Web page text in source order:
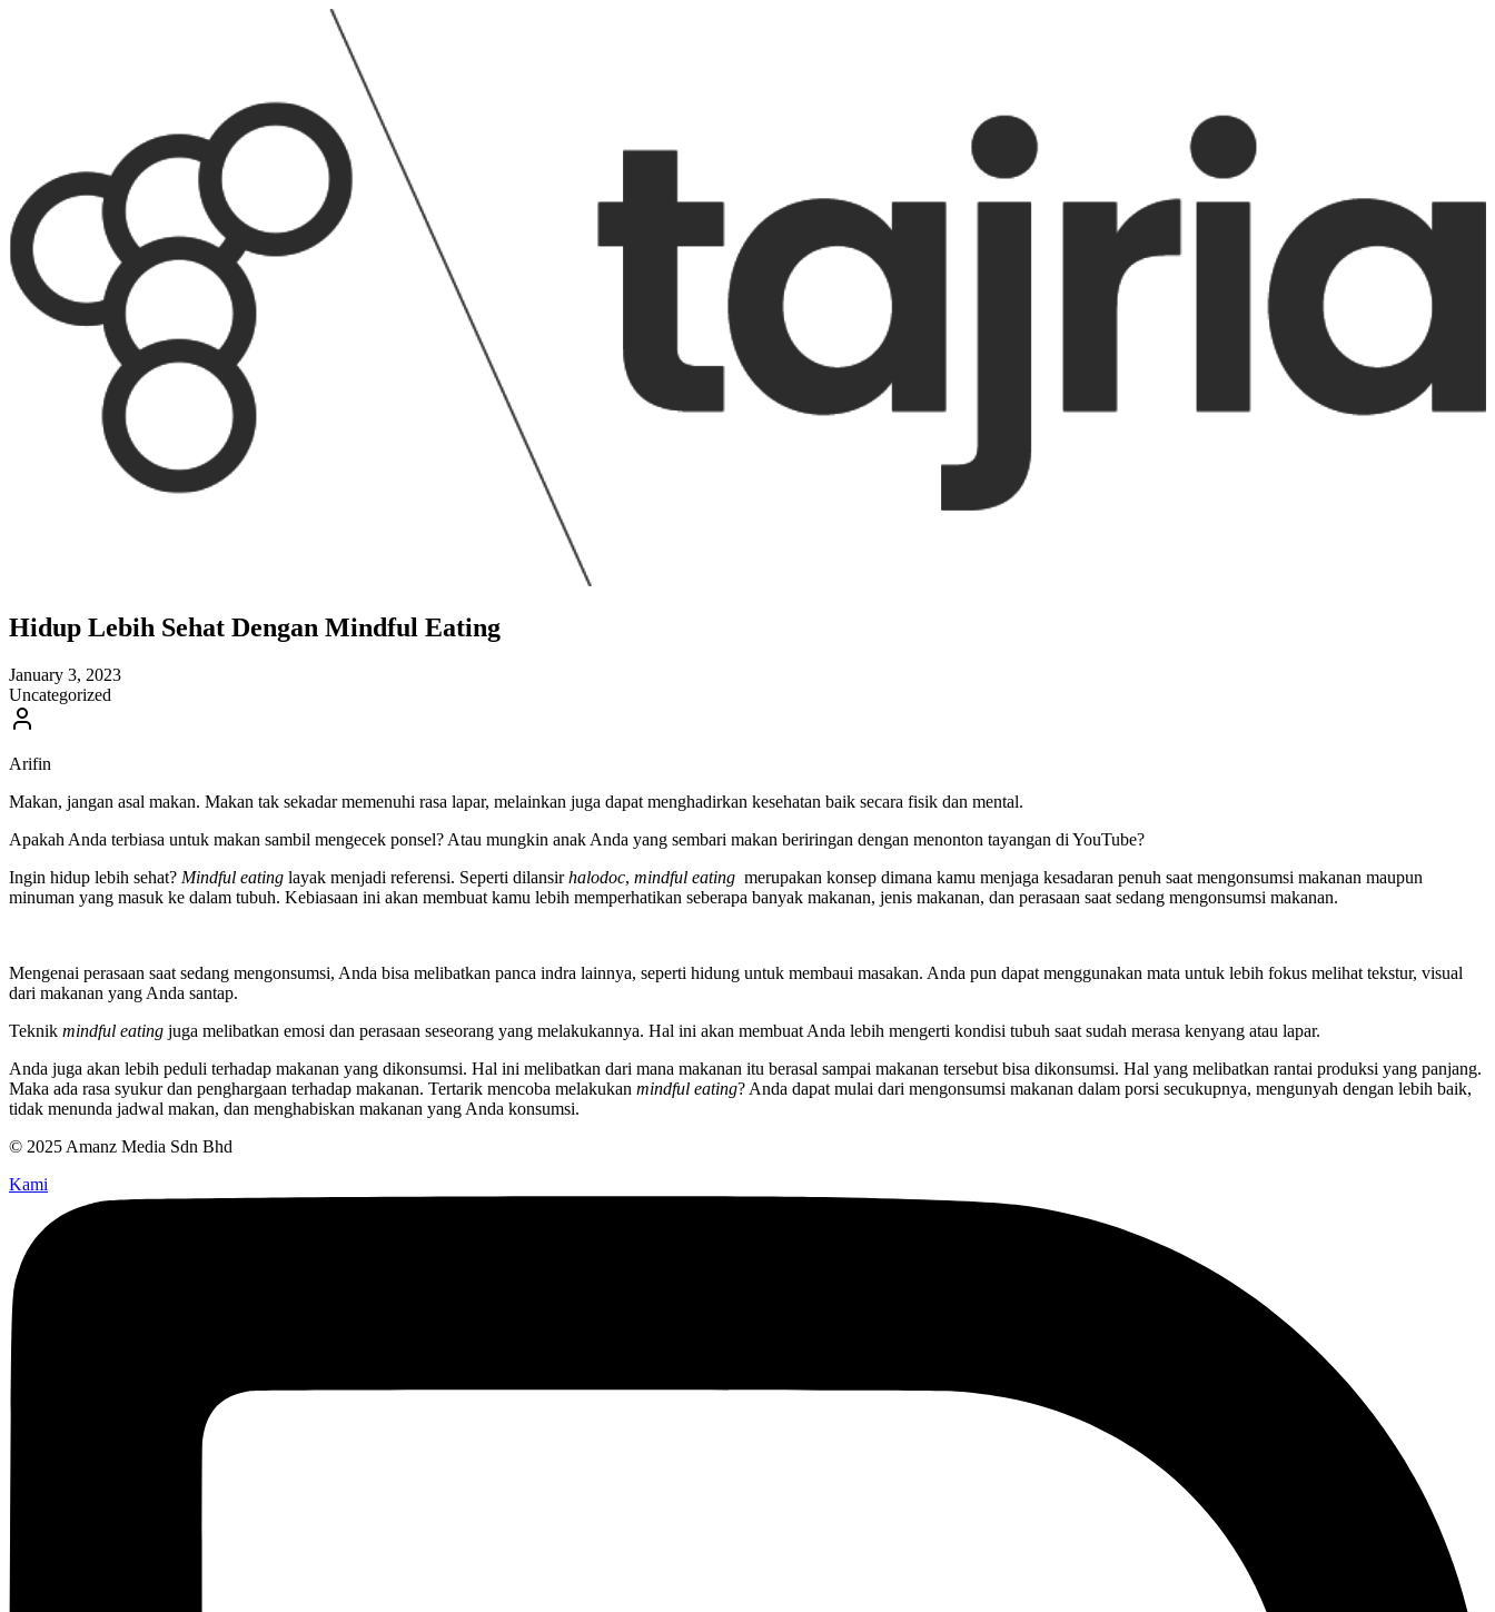
Hidup Lebih Sehat Dengan Mindful Eating
January 3, 2023
Uncategorized
Arifin
Makan, jangan asal makan. Makan tak sekadar memenuhi rasa lapar, melainkan juga dapat menghadirkan kesehatan baik secara fisik dan mental.
Apakah Anda terbiasa untuk makan sambil mengecek ponsel? Atau mungkin anak Anda yang sembari makan beriringan dengan menonton tayangan di YouTube?
Ingin hidup lebih sehat? Mindful eating layak menjadi referensi. Seperti dilansirhalodoc, mindful eating merupakan konsep dimana kamu menjaga kesadaran penuh saat mengonsumsi makanan maupun
minuman yang masuk ke dalam tubuh. Kebiasaan ini akan membuat kamu lebih memperhatikan seberapa banyak makanan, jenis makanan, dan perasaan saat sedang mengonsumsi makanan.
Mengenai perasaan saat sedang mengonsumsi, Anda bisa melibatkan panca indra lainnya, seperti hidung untuk membaui masakan. Anda pun dapat menggunakan mata untuk lebih fokus melihat tekstur, visual
dari makanan yang Anda santap.
Teknik mindful eating juga melibatkan emosi dan perasaan seseorang yang melakukannya. Hal ini akan membuat Anda lebih mengerti kondisi tubuh saat sudah merasa kenyang atau lapar.
Anda juga akan lebih peduli terhadap makanan yang dikonsumsi. Hal ini melibatkan dari mana makanan itu berasal sampai makanan tersebut bisa dikonsumsi. Hal yang melibatkan rantai produksi yang panjang.
Maka ada rasa syukur dan penghargaan terhadap makanan. Tertarik mencoba melakukan mindful eating? Anda dapat mulai dari mengonsumsi makanan dalam porsi secukupnya, mengunyah dengan lebih baik,
tidak menunda jadwal makan, dan menghabiskan makanan yang Anda konsumsi.
© 2025 Amanz Media Sdn Bhd
Kami